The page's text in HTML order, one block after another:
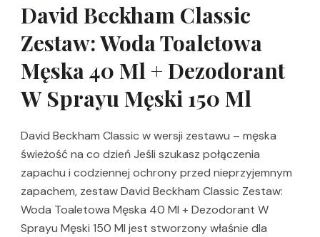
David Beckham Classic
Zestaw: Woda Toaletowa
Męska 40 Ml + Dezodorant
W Sprayu Męski 150 Ml
David Beckham Classic w wersji zestawu – męska
świeżość na co dzień Jeśli szukasz połączenia
zapachu i codziennej ochrony przed nieprzyjemnym
zapachem, zestaw David Beckham Classic Zestaw:
Woda Toaletowa Męska 40 Ml + Dezodorant W
Sprayu Męski 150 Ml jest stworzony właśnie dla